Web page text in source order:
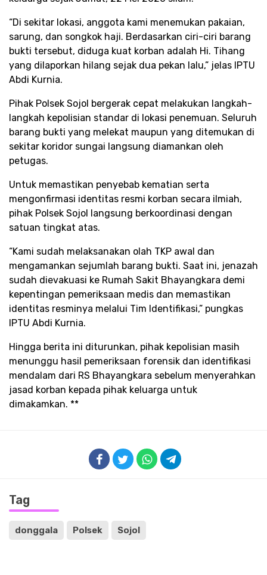
“Di sekitar lokasi, anggota kami menemukan pakaian,
sarung, dan songkok haji. Berdasarkan ciri-ciri barang
bukti tersebut, diduga kuat korban adalah Hi. Tihang
yang dilaporkan hilang sejak dua pekan lalu,” jelas IPTU
Abdi Kurnia.​
Pihak Polsek Sojol bergerak cepat melakukan langkah-
langkah kepolisian standar di lokasi penemuan. Seluruh
barang bukti yang melekat maupun yang ditemukan di
sekitar koridor sungai langsung diamankan oleh
petugas.​
Untuk memastikan penyebab kematian serta
mengonfirmasi identitas resmi korban secara ilmiah,
pihak Polsek Sojol langsung berkoordinasi dengan
satuan tingkat atas.​
“Kami sudah melaksanakan olah TKP awal dan
mengamankan sejumlah barang bukti. Saat ini, jenazah
sudah dievakuasi ke Rumah Sakit Bhayangkara demi
kepentingan pemeriksaan medis dan memastikan
identitas resminya melalui Tim Identifikasi,” pungkas
IPTU Abdi Kurnia.​
Hingga berita ini diturunkan, pihak kepolisian masih
menunggu hasil pemeriksaan forensik dan identifikasi
mendalam dari RS Bhayangkara sebelum menyerahkan
jasad korban kepada pihak keluarga untuk
dimakamkan. **
Tag
donggala Polsek Sojol